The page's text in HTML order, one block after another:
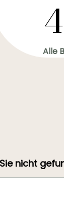
Alle
nicht